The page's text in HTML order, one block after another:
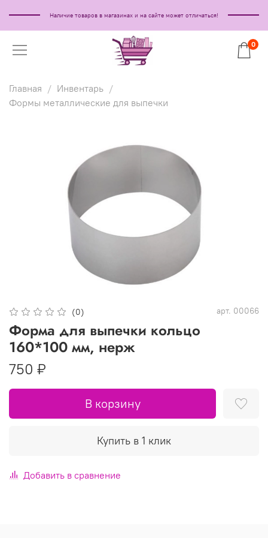
Наличие товаров в магазинах и на сайте может отличаться!
0
Главная
Инвентарь
Формы металлические для выпечки
(0) арт. 00066
Форма для выпечки кольцо
160*100 мм, нерж
750 ₽
В корзину
Купить в 1 клик
Добавить в сравнение